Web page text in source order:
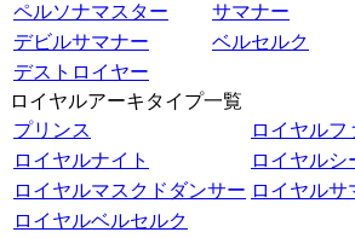
ペルソナマスター
サマナー
デビルサマナー
ベルセルク
デストロイヤー
ロイヤルアーキタイプ一覧
プリンス
ロイヤルフ
ロイヤルナイト
ロイヤルシ
ロイヤルマスクドダンサー ロイヤルサ
ロイヤルベルセルク